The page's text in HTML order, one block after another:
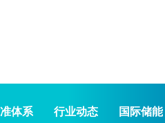
体系 行业动态 国际储能